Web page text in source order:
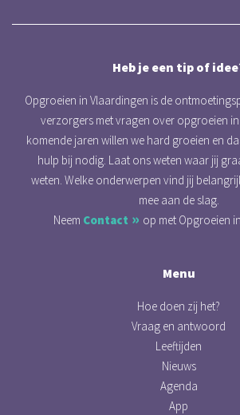
Heb je een tip of
Opgroeien in Vlaardingen is de
verzorgers met vragen over opgroeien
komende jaren willen we hard groeien en
hulp bij nodig. Laat ons weten waar jij
weten. Welke onderwerpen vind jij
mee aan de slag.
Neem Contact op met Opgroeien
Menu
Hoe doen zij het?
Vraag en antwoord
Leeftijden
Nieuws
Agenda
App